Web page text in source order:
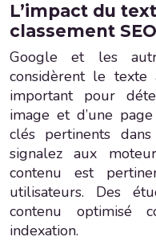
L’impact du
classement SEO
Google et les
considèrent le texte
important pour
image et d’une
clés pertinents
signalez aux
contenu est
utilisateurs. Des
contenu optimisé
indexation.